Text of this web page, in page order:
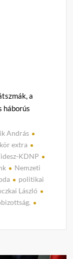
a
háborús
András
extra
KDNP
Nemzeti
politikai
László